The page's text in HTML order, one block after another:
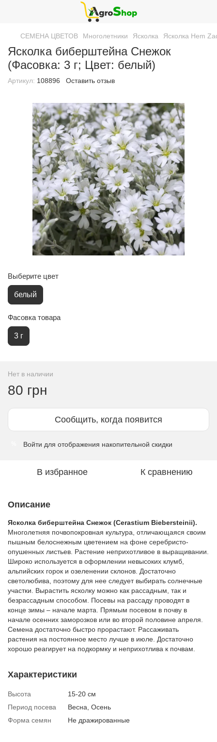
СЕМЕНА ЦВЕТОВ Многолетники Ясколка Ясколка Hem
Ясколка биберштейна Снежок
(Фасовка: 3 г; Цвет: белый)
Артикул: 108896 Оставить отзыв
Выберите цвет
белый
Фасовка товара
3 г
Нет в наличии
80 грн
Сообщить, когда появится
Войти для отображения накопительной скидки
В избранное К сравнению
Описание
Ясколка биберштейна Снежок (Cerastium Biebersteinii).
Многолетняя почвопокровная культура, отличающаяся своим
пышным белоснежным цветением на фоне серебристо-
опушенных листьев. Растение неприхотливое в выращивании.
Широко используется в оформлении невысоких клумб,
альпийских горок и озеленении склонов. Достаточно
светолюбива, поэтому для нее следует выбирать солнечные
участки.
Вырастить ясколку можно как рассадным, так и
безрассадным способом.
Посевы на рассаду проводят в
конце зимы – начале марта.
Прямым посевом в почву в
начале осенних заморозков или во второй половине апреля.
Семена достаточно быстро прорастают. Рассаживать
растения на постоянное место лучше в июле. Достаточно
хорошо реагирует на подкормку и неприхотлива к почвам.
Характеристики
Высота
15-20 см
Период посева
Весна, Осень
Форма семян
Не дражированные